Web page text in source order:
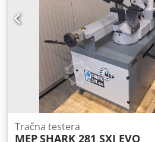
Tračna testera
MEPSHARK 281 SXI EVO